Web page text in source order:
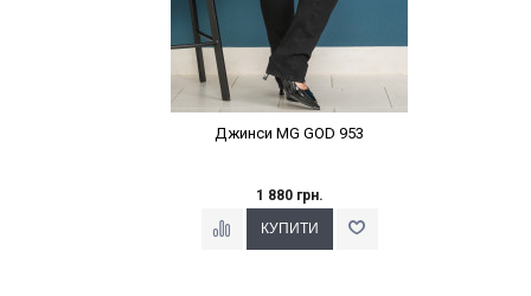
Джинси MG GOD 953
1 880 грн.